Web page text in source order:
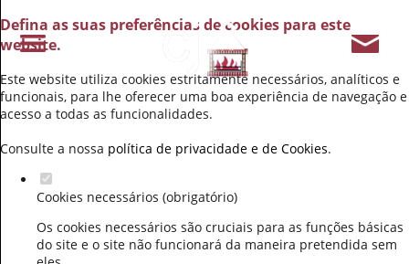
Defina as suas preferências de cookies para este
website.
Este website utiliza cookies estritamente necessários, analíticos e
funcionais, para lhe oferecer uma boa experiência de navegação e
acesso a todas as funcionalidades.
Consulte a nossa política de privacidade e de Cookies.
Cookies necessários (obrigatório)
Os cookies necessários são cruciais para as funções básicas
do site e o site não funcionará da maneira pretendida sem